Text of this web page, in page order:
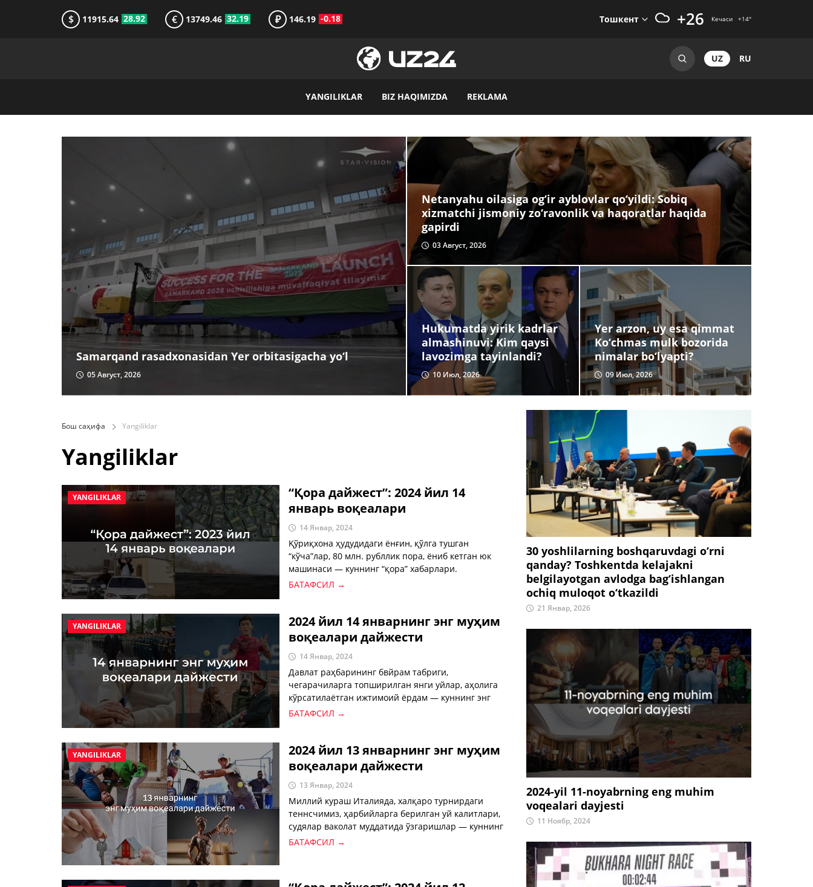
$ 11915.64 28.92 € 13749.46 32.19 ₽ 146.19 -0.18 Тошкент +26 Кечаси +14°
UZ RU
YANGILIKLAR BIZ HAQIMIZDA REKLAMA
Samarqand rasadxonasidan Yer orbitasigacha yo‘l
05 Август, 2026
Netanyahu oilasiga og‘ir ayblovlar qo‘yildi: Sobiq
xizmatchi jismoniy zo‘ravonlik va haqoratlar haqida
gapirdi
03 Август, 2026
Hukumatda yirik kadrlar
almashinuvi: Kim qaysi
lavozimga tayinlandi?
10 Июл, 2026
Yer arzon, uy esa qimmat
Ko‘chmas mulk bozorida
nimalar bo‘lyapti?
09 Июл, 2026
Бош саҳифа Yangiliklar
Yangiliklar
YANGILIKLAR
“Қора дайжест”: 2024 йил 14
январь воқеалари
14 Январ, 2024
Қўриқхона ҳудудидаги ёнғин, қўлга тушган
“кўча”лар, 80 млн. рубллик пора, ёниб кетган юк
машинаси — куннинг “қора” хабарлари.
БАТАФСИЛ →
YANGILIKLAR
2024 йил 14 январнинг энг муҳим
воқеалари дайжести
14 Январ, 2024
Давлат раҳбарининг бвйрам табриги,
чегарачиларга топширилган янги уйлар, аҳолига
кўрсатилаётган ижтимоий ёрдам — куннинг энг
муҳим хабарлари.
БАТАФСИЛ →
YANGILIKLAR
2024 йил 13 январнинг энг муҳим
воқеалари дайжести
13 Январ, 2024
Миллий кураш Италияда, халқаро турнирдаги
теннсчимиз, ҳарбийларга берилган уй калитлари,
судялар ваколат муддатида ўзгаришлар — куннинг
муҳим хабарлари.
БАТАФСИЛ →
30 yoshlilarning boshqaruvdagi o‘rni
qanday? Toshkentda kelajakni
belgilayotgan avlodga bag‘ishlangan
ochiq muloqot o‘tkazildi
21 Январ, 2026
2024-yil 11-noyabrning eng muhim
voqealari dayjesti
11 Ноябр, 2024